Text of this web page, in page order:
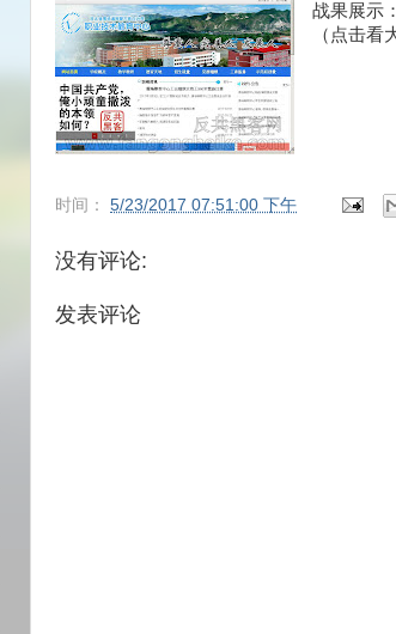
战果展示
（点击看
时间： 5/23/2017 07:51:00 下午
没有评论:
发表评论